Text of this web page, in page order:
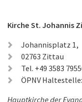
Kirche St. Johannis
Johannisplatz 1,
02763 Zittau
Tel. +49 3583
ÖPNV
Hauptkirche der